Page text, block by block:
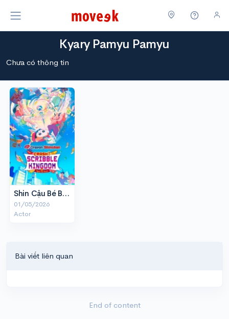
Kyary Pamyu Pamyu
Chưa có thông tin
Shin Cậu Bé Bút Chì: Quậy Tung Vương Quốc Nguệch Ngoạc Và 4 Dũng Sĩ Bất Ổn
01/05/2026
Actor
Bài viết liên quan
End of content